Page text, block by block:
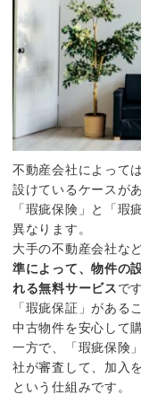
不動産会社によって
設けているケースが
「瑕疵保険」と「瑕
異なります。
大手の不動産会社な
準によって、物件の
れる無料サービスで
「瑕疵保証」がある
中古物件を安心して
一方で、「瑕疵保険
社が審査して、加入
という仕組みです。